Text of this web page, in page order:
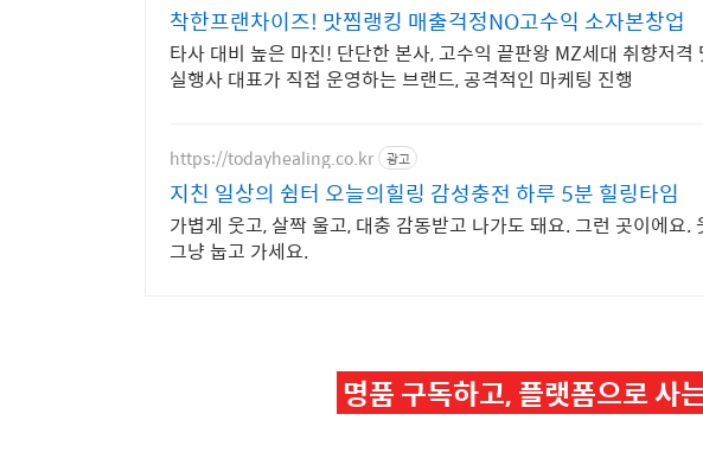
착한프랜차이즈! 맛찜랭킹 매출걱정NO고수익 소자본창업
타사 대비 높은 마진! 단단한 본사, 고수익 끝판왕 MZ세대 취향저격
실행사 대표가 직접 운영하는 브랜드, 공격적인 마케팅 진행
https://todayhealing.co.kr 광고
지친 일상의 쉼터 오늘의힐링 감성충전 하루 5분 힐링타임
가볍게 웃고, 살짝 울고, 대충 감동받고 나가도 돼요. 그런 곳이에요.
그냥 눕고 가세요.
명품 구독하고, 플랫폼으로 사